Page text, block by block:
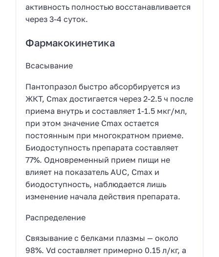
активность полностью восстанавливается
через 3-4 суток.
Фармакокинетика
Всасывание
Пантопразол быстро абсорбируется из
ЖКТ, Сmах достигается через 2-2.5 ч после
приема внутрь и составляет 1-1.5 мкг/мл,
при этом значение Сmах остается
постоянным при многократном приеме.
Биодоступность препарата составляет
77%. Одновременный прием пищи не
влияет на показатель AUC, Сmах и
биодоступность, наблюдается лишь
изменение начала действия препарата.
Распределение
Связывание с белками плазмы — около
98%. Vd составляет примерно 0.15 л/кг, а